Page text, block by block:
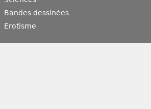
Bandes dessinées
Erotisme